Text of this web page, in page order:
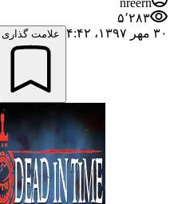
nreern
۵٬۲۸۳
۳۰ مهر ۱۳۹۷،‏ ۴:۴۲
علامت گذاری